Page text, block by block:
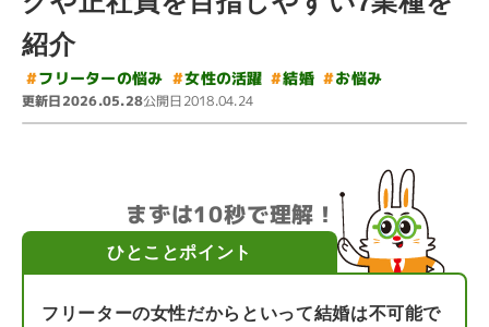
紹介
#フリーターの悩み #女性の活躍 #結婚 #お悩み
更新日2026.05.28公開日2018.04.24
まずは10秒で理解！
ひとことポイント
フリーターの女性だからといって結婚は不可能で